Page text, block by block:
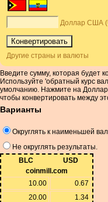
Доллар США
Другие страны и валюты
Введите сумму, которая будет
Используйте 'обратный курс
умолчанию. Нажмите на
чтобы конвертировать между
Варианты
Округлять к наименьшей
Не округлять результаты.
BLC
USD
coinmill.com
10.00
0.67
20.00
1.34